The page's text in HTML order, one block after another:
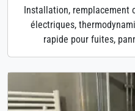
Installation, remplacement
électriques,
rapide pour fuites,